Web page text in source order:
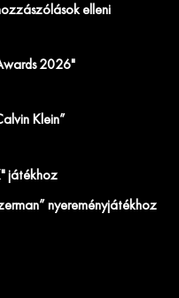
elleni
2026"
Klein”
játékhoz
nyereményjátékhoz